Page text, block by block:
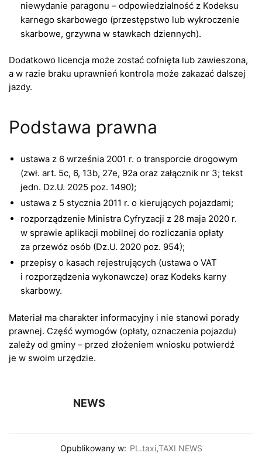
niewydanie paragonu – odpowiedzialność z Kodeksu
karnego skarbowego (przestępstwo lub wykroczenie
skarbowe, grzywna w stawkach dziennych).
Dodatkowo licencja może zostać cofnięta lub zawieszona,
a w razie braku uprawnień kontrola może zakazać dalszej
jazdy.
Podstawa prawna
ustawa z 6 września 2001 r. o transporcie drogowym
(zwł. art. 5c, 6, 13b, 27e, 92a oraz załącznik nr 3; tekst
jedn. Dz.U. 2025 poz. 1490);
ustawa z 5 stycznia 2011 r. o kierujących pojazdami;
rozporządzenie Ministra Cyfryzacji z 28 maja 2020 r.
w sprawie aplikacji mobilnej do rozliczania opłaty
za przewóz osób (Dz.U. 2020 poz. 954);
przepisy o kasach rejestrujących (ustawa o VAT
i rozporządzenia wykonawcze) oraz Kodeks karny
skarbowy.
Materiał ma charakter informacyjny i nie stanowi porady
prawnej. Część wymogów (opłaty, oznaczenia pojazdu)
zależy od gminy – przed złożeniem wniosku potwierdź
je w swoim urzędzie.
NEWS
Opublikowany w: PL.taxi,TAXI NEWS